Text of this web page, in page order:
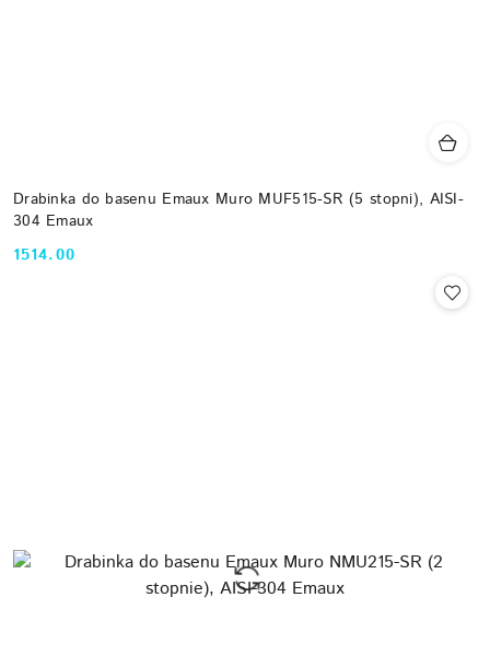
Drabinka do basenu Emaux Muro MUF515-SR (5 stopni), AISI-
304 Emaux
Cena:
1514.00